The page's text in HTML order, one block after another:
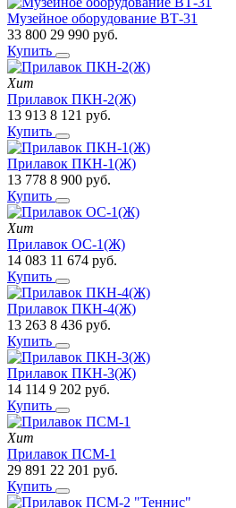
Музейное оборудование ВТ-31
33 800 29 990 руб.
Купить
Хит
Прилавок ПКН-2(Ж)
13 913 8 121 руб.
Купить
Прилавок ПКН-1(Ж)
13 778 8 900 руб.
Купить
Хит
Прилавок ОС-1(Ж)
14 083 11 674 руб.
Купить
Прилавок ПКН-4(Ж)
13 263 8 436 руб.
Купить
Прилавок ПКН-3(Ж)
14 114 9 202 руб.
Купить
Хит
Прилавок ПСМ-1
29 891 22 201 руб.
Купить